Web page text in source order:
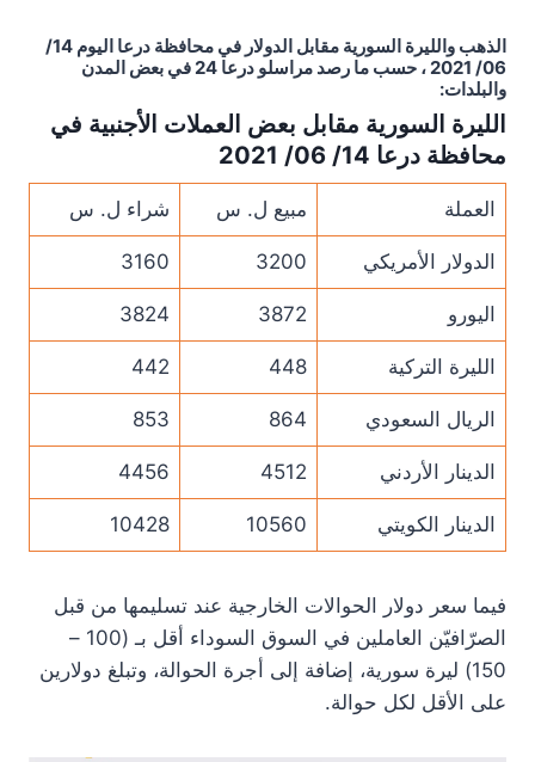
الذهب والليرة السورية مقابل الدولار في محافظة درعا اليوم 14/
06/ 2021 ، حسب ما رصد مراسلو درعا 24 في بعض المدن
والبلدات:
الليرة السورية مقابل بعض العملات الأجنبية في
محافظة درعا 14/ 06/ 2021
العملة مبيع ل. س شراء ل. س
الدولار الأمريكي 3200
3160
اليورو 3872
3824
الليرة التركية 448
442
الريال السعودي 864
853
الدينار الأردني 4512
4456
الدينار الكويتي 10560
10428
فيما سعر دولار الحوالات الخارجية عند تسليمها من قبل
الصرّافيّن العاملين في السوق السوداء أقل بـ (100 –
150) ليرة سورية، إضافة إلى أجرة الحوالة، وتبلغ دولارين
على الأقل لكل حوالة.